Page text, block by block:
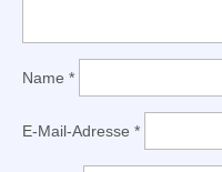
Name *
E-Mail-Adresse *